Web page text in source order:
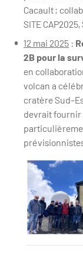
Cacault ;
SITE
12 mai 2025 :
2B pour la
en
volcan a
cratère Sud-
devrait fournir